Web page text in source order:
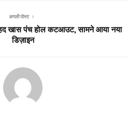
अगली पोस्ट
खास पंच होल कटआउट, सामने आया नया
डिज़ाइन